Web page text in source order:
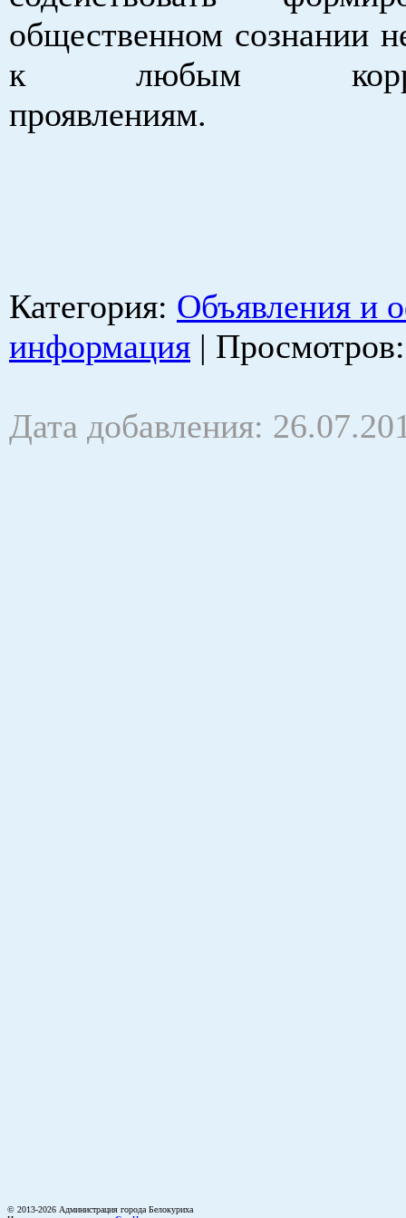
общественном сознании
к любым
проявлениям.
Категория: Объявления и
информация | Просмотров
Дата добавления:
© 2013-2026 Администрация города Белокуриха